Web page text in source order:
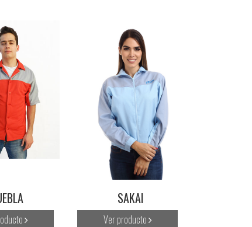
SAKAI
Ver producto